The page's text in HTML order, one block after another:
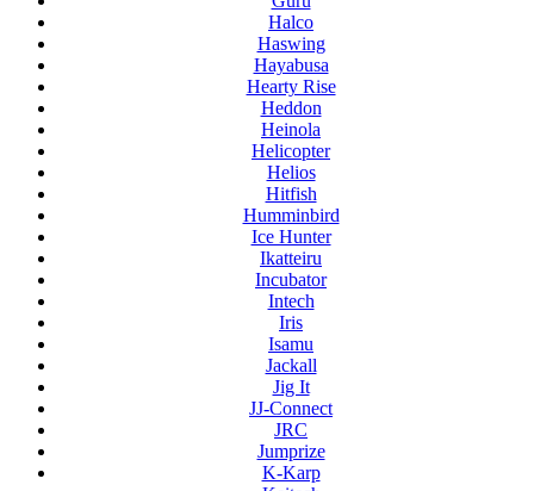
Halco
Haswing
Hayabusa
Hearty Rise
Heddon
Heinola
Helicopter
Helios
Hitfish
Humminbird
Ice Hunter
Ikatteiru
Incubator
Intech
Iris
Isamu
Jackall
Jig It
JJ-Connect
JRC
Jumprize
K-Karp